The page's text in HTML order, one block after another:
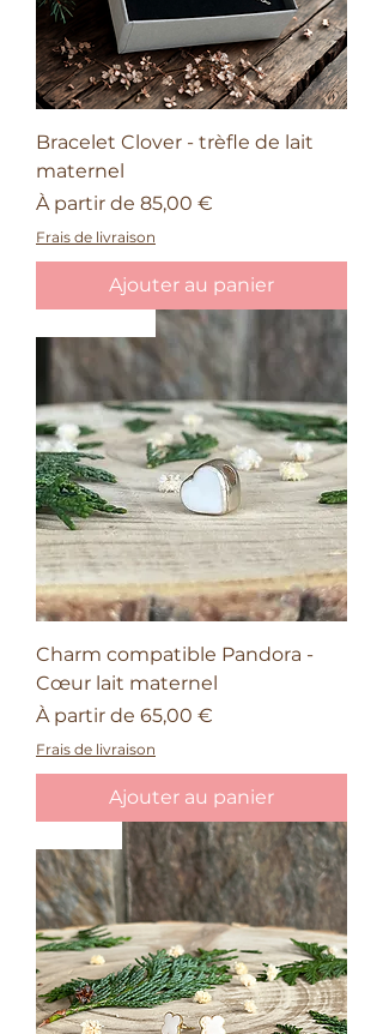
Bracelet Clover - trèfle de lait
maternel
À partir de 85,00 €
Prix promotionnel
Frais de livraison
Ajouter au panier
Charm compatible Pandora -
Cœur lait maternel
À partir de 65,00 €
Prix promotionnel
Frais de livraison
Ajouter au panier